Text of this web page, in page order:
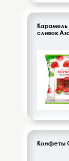
сливок
Конфеты